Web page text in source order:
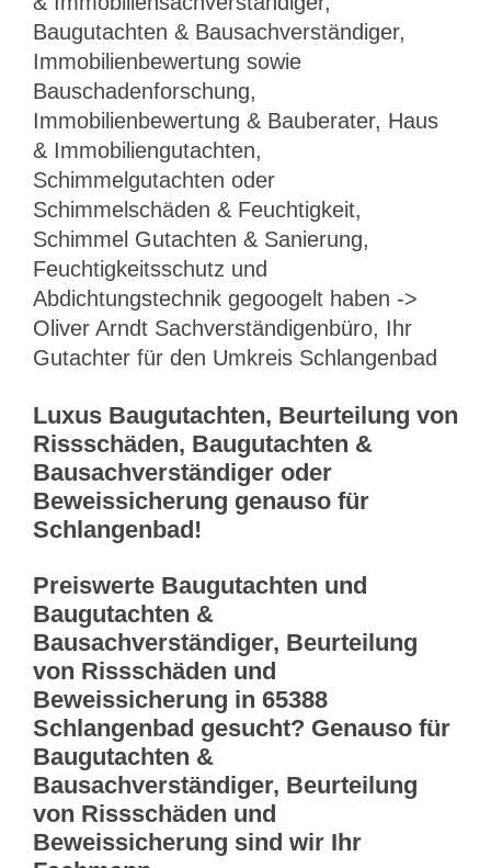
Baugutachten & Bausachverständiger,
Immobilienbewertung sowie
Bauschadenforschung,
Immobilienbewertung & Bauberater, Haus
& Immobiliengutachten,
Schimmelgutachten oder
Schimmelschäden & Feuchtigkeit,
Schimmel Gutachten & Sanierung,
Feuchtigkeitsschutz und
Abdichtungstechnik gegoogelt haben ->
Oliver Arndt Sachverständigenbüro, Ihr
Gutachter für den Umkreis Schlangenbad
Luxus Baugutachten, Beurteilung von
Rissschäden, Baugutachten &
Bausachverständiger oder
Beweissicherung genauso für
Schlangenbad!
Preiswerte Baugutachten und
Baugutachten &
Bausachverständiger, Beurteilung
von Rissschäden und
Beweissicherung in 65388
Schlangenbad gesucht? Genauso für
Baugutachten &
Bausachverständiger, Beurteilung
von Rissschäden und
Beweissicherung sind wir Ihr